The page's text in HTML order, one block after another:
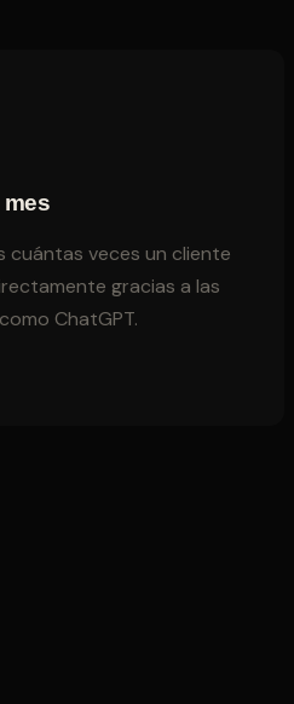
cuántas veces un cliente
gracias a las
ChatGPT.